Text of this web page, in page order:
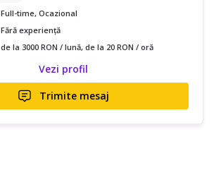
Full-time, Ocazional
Fără experiență
de la 3000 RON / lună, de la 20 RON / oră
Vezi profil
Trimite mesaj